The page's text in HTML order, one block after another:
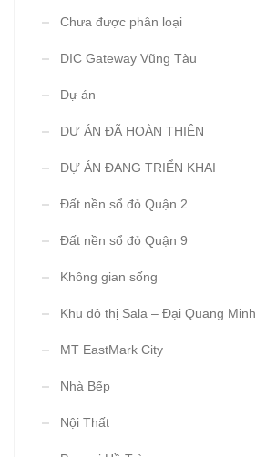
Chưa được phân loại
DIC Gateway Vũng Tàu
Dự án
DỰ ÁN ĐÃ HOÀN THIỆN
DỰ ÁN ĐANG TRIỂN KHAI
Đất nền sổ đỏ Quận 2
Đất nền sổ đỏ Quận 9
Không gian sống
Khu đô thị Sala – Đại Quang Minh
MT EastMark City
Nhà Bếp
Nội Thất